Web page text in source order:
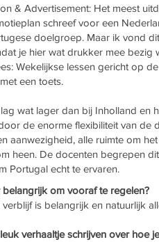
& Advertisement: Het meest
schreef voor een
doelgroep. Maar ik vond
je hier wat drukker mee bezig
Wekelijkse lessen gericht op
een toets.
wat lager dan bij Inholland en
de enorme flexibiliteit van de
aanwezigheid, alle ruimte om
heen. De docenten begrepen
Portugal echt te ervaren.
belangrijk om vooraf te regelen?
is belangrijk en natuurlijk
verhaaltje schrijven over hoe